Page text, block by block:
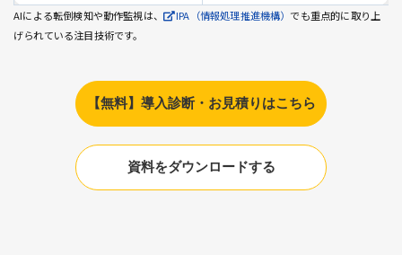
AIによる転倒検知や動作監視は、 IPA（情報処理推進機構） でも重点的に取り上
げられている注目技術です。
【無料】導入診断・お見積りはこちら
資料をダウンロードする